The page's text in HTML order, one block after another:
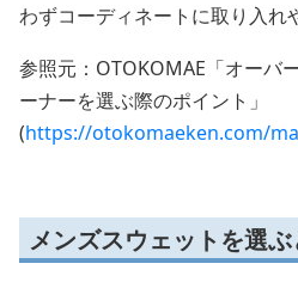
わずコーディネートに取り入れ
参照元：OTOKOMAE「オーバ
ーナーを選ぶ際のポイント」
(https://otokomaeken.com/
メンズスウェットを選